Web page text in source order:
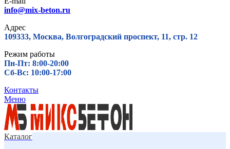
info@mix-beton.ru
Адрес
109333, Москва, Волгоградский проспект, 11, стр. 12
Режим работы
Пн-Пт: 8:00-20:00
Сб-Вс: 10:00-17:00
Контакты
Меню
Каталог